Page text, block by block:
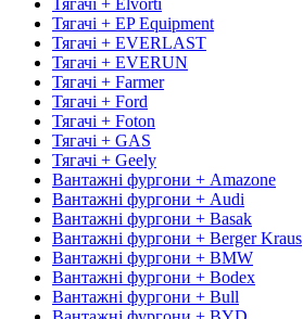
Тягачі + EP Equipment
Тягачі + EVERLAST
Тягачі + EVERUN
Тягачі + Farmer
Тягачі + Ford
Тягачі + Foton
Тягачі + GAS
Тягачі + Geely
Вантажні фургони + Amazone
Вантажні фургони + Audi
Вантажні фургони + Basak
Вантажні фургони + Berger Kraus
Вантажні фургони + BMW
Вантажні фургони + Bodex
Вантажні фургони + Bull